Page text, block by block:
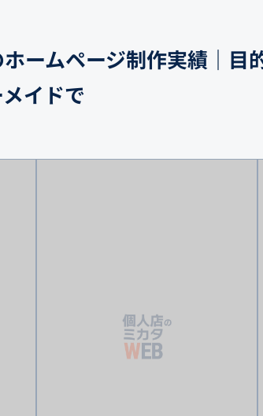
ームページ制作実績｜
イドで